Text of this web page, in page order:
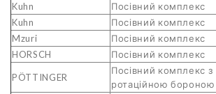
Kuhn Посівний комплекс
Kuhn
Посівний комплекс
Mzuri
Посівний комплекс
HORSCH
Посівний комплекс
PÖTTINGER
Посівний комплекс з
ротаційною бороною